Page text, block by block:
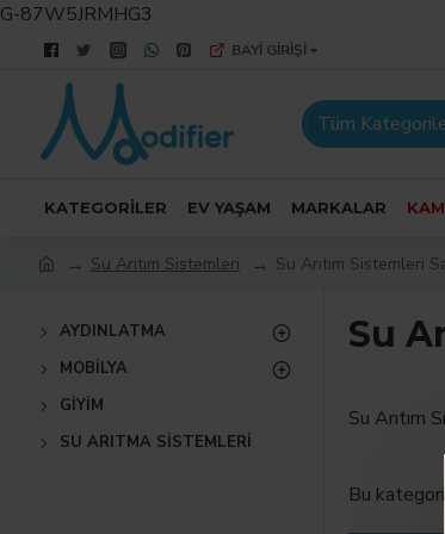
G-87W5JRMHG3
BAYI GIRIŞI
Tüm
KATEGORILER EV YAŞAM MARKALAR
Su Arıtım Sistemleri Su Arıtım Sistemleri
AYDINLATMA
MOBILYA
GIYIM
SU ARITMA SISTEMLERI
Su
Su Arıtım
Bu